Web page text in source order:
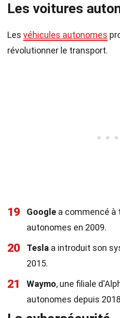
Les voitures
Les véhicules autonomes
révolutionner le transport.
19 Google a commencé
autonomes en 2009.
20 Tesla a introduit son
2015.
21 Waymo, une filiale
autonomes depuis